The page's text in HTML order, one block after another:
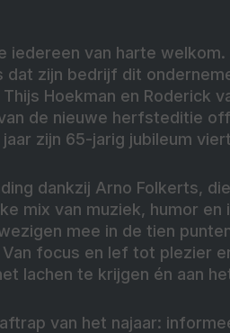
iedereen van harte
dat zijn bedrijf dit
Hoekman en Roderick
de nieuwe herfsteditie
zijn 65-jarig jubileum
dankzij Arno Folkerts,
mix van muziek, humor en
mee in de tien
focus en lef tot plezier
lachen te krijgen én aan
van het najaar: